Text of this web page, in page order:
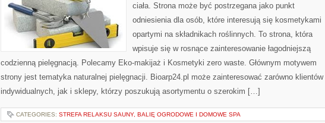
ciała. Strona może być postrzegana jako punkt
odniesienia dla osób, które interesują się kosmetykami
opartymi na składnikach roślinnych. To strona, która
wpisuje się w rosnące zainteresowanie łagodniejszą
codzienną pielęgnacją. Polecamy Eko-makijaż i Kosmetyki zero waste. Głównym motywem
strony jest tematyka naturalnej pielęgnacji. Bioarp24.pl może zainteresować zarówno klientów
indywidualnych, jak i sklepy, którzy poszukują asortymentu o szerokim […]
CATEGORIES: STREFA RELAKSU SAUNY, BALIĘ OGRODOWE I DOMOWE SPA